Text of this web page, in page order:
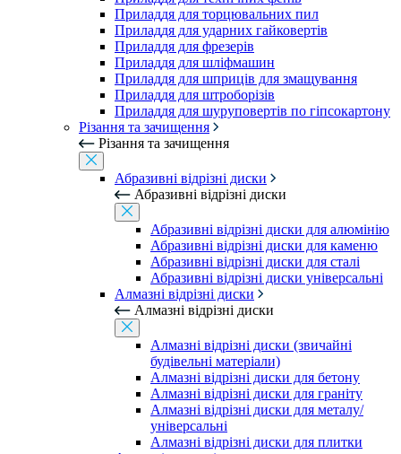
Приладдя для торцювальних пил
Приладдя для ударних гайковертів
Приладдя для фрезерів
Приладдя для шліфмашин
Приладдя для шприців для змащування
Приладдя для штроборізів
Приладдя для шуруповертів по гіпсокартону
Різання та зачищення
Різання та зачищення
Абразивні відрізні диски
Абразивні відрізні диски
Абразивні відрізні диски для алюмінію
Абразивні відрізні диски для каменю
Абразивні відрізні диски для сталі
Абразивні відрізні диски універсальні
Алмазні відрізні диски
Алмазні відрізні диски
Алмазні відрізні диски (звичайні
будівельні матеріали)
Алмазні відрізні диски для бетону
Алмазні відрізні диски для граніту
Алмазні відрізні диски для металу/
універсальні
Алмазні відрізні диски для плитки